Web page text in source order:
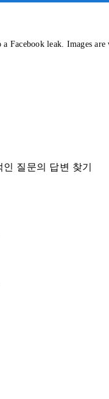
leak. Images are
질문의 답변 찾기